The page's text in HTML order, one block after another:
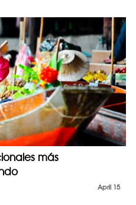
más
April 15